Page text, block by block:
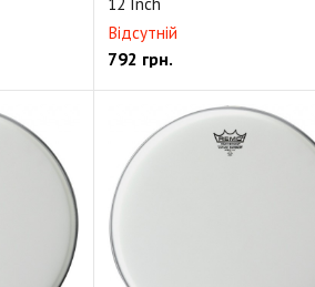
Відсутній
792 грн.